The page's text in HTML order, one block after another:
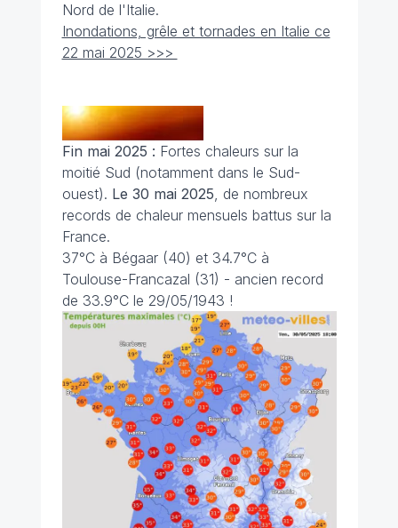
Nord de l'Italie.
Inondations, grêle et tornades en Italie ce
22 mai 2025 >>>
Fin mai 2025 : Fortes chaleurs sur la
moitié Sud (notamment dans le Sud-
ouest). Le 30 mai 2025, de nombreux
records de chaleur mensuels battus sur la
France.
37°C à Bégaar (40) et 34.7°C à
Toulouse-Francazal (31) - ancien record
de 33.9°C le 29/05/1943 !